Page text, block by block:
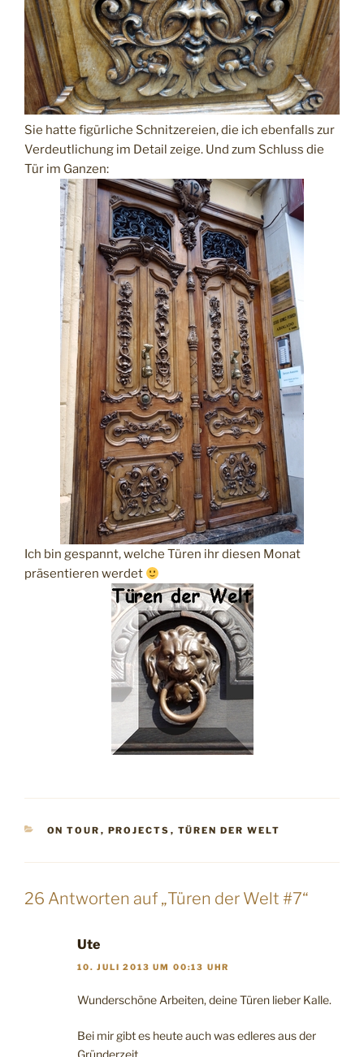
Sie hatte figürliche Schnitzereien, die ich ebenfalls zur
Verdeutlichung im Detail zeige. Und zum Schluss die
Tür im Ganzen:
Ich bin gespannt, welche Türen ihr diesen Monat
präsentieren werdet
KATEGORIEN
ON TOUR , PROJECTS , TÜREN DER WELT
26 Antworten auf „Türen der Welt #7“
Ute
10. JULI 2013 UM 00:13 UHR
Wunderschöne Arbeiten, deine Türen lieber Kalle.
Bei mir gibt es heute auch was edleres aus der